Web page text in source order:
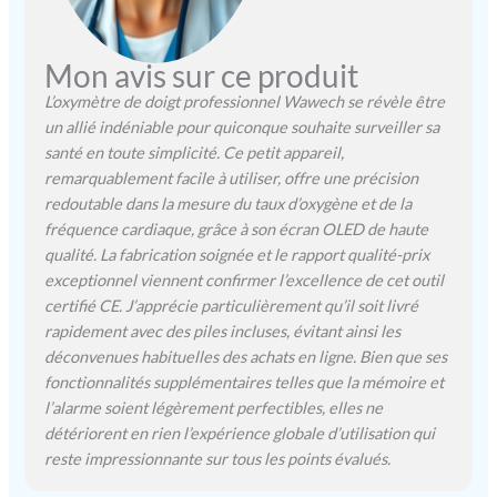
de fonction permettant de
(PI) pour une analyse
avanc￩e. CONFORTABLE
ET ANTID￉RAPANT
Design ergonomique avec
trou en caoutchouc
antidérapant pour un
maintien optimal du doigt.
Silicone médical doux et
hypoallergénique
garantissant un confort
maximal lors des mesures,
sans douleur ni g￪ne.
ÉCONOMIE D'ÉNERGIE
AVEC ARRÊT
AUTOMATIQUE Fonction
d'arrêt automatique
intelligent après inactivité
pour prolonger la durée de
Mon avis sur ce produit
L’oxymètre de doigt professionnel Wawech se révèle être
un allié indéniable pour quiconque souhaite surveiller sa
santé en toute simplicité. Ce petit appareil,
remarquablement facile à utiliser, offre une précision
redoutable dans la mesure du taux d’oxygène et de la
fréquence cardiaque, grâce à son écran OLED de haute
qualité. La fabrication soignée et le rapport qualité-prix
exceptionnel viennent confirmer l’excellence de cet outil
certifié CE. J’apprécie particulièrement qu’il soit livré
rapidement avec des piles incluses, évitant ainsi les
déconvenues habituelles des achats en ligne. Bien que ses
fonctionnalités supplémentaires telles que la mémoire et
l’alarme soient légèrement perfectibles, elles ne
détériorent en rien l’expérience globale d’utilisation qui
reste impressionnante sur tous les points évalués.